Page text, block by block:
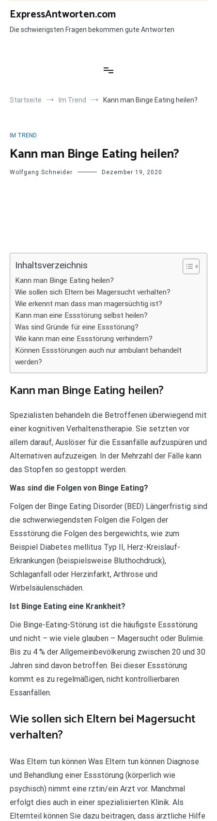
Zum
Inhalt
springen
ExpressAntworten.com
Die schwierigsten Fragen bekommen gute Antworten
Startseite Im Trend Kann man Binge Eating heilen?
IM TREND
Kann man Binge Eating heilen?
Wolfgang Schneider Dezember 19, 2020
Inhaltsverzeichnis
Kann man Binge Eating heilen?
Wie sollen sich Eltern bei Magersucht verhalten?
Wie erkennt man dass man magersüchtig ist?
Kann man eine Essstörung selbst heilen?
Was sind Gründe für eine Essstörung?
Wie kann man eine Essstörung verhindern?
Können Essstörungen auch nur ambulant behandelt
werden?
Kann man Binge Eating heilen?
Spezialisten behandeln die Betroffenen überwiegend mit
einer kognitiven Verhaltenstherapie. Sie setzten vor
allem darauf, Auslöser für die Essanfälle aufzuspüren und
Alternativen aufzuzeigen. In der Mehrzahl der Fälle kann
das Stopfen so gestoppt werden.
Was sind die Folgen von Binge Eating?
Folgen der Binge Eating Disorder (BED) Längerfristig sind
die schwerwiegendsten Folgen die Folgen der
Essstörung die Folgen des bergewichts, wie zum
Beispiel Diabetes mellitus Typ II, Herz-Kreislauf-
Erkrankungen (beispielsweise Bluthochdruck),
Schlaganfall oder Herzinfarkt, Arthrose und
Wirbelsäulenschäden.
Ist Binge Eating eine Krankheit?
Die Binge-Eating-Störung ist die häufigste Essstörung
und nicht – wie viele glauben – Magersucht oder Bulimie.
Bis zu 4 % der Allgemeinbevölkerung zwischen 20 und 30
Jahren sind davon betroffen. Bei dieser Essstörung
kommt es zu regelmäßigen, nicht kontrollierbaren
Essanfällen.
Wie sollen sich Eltern bei Magersucht
verhalten?
Was Eltern tun können Was Eltern tun können Diagnose
und Behandlung einer Essstörung (körperlich wie
psychisch) nimmt eine rztin/ein Arzt vor. Manchmal
erfolgt dies auch in einer spezialisierten Klinik. Als
Elternteil können Sie dazu beitragen, dass ärztliche Hilfe